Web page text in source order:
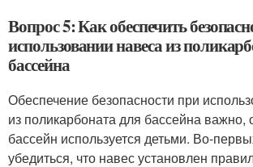
Вопрос 5: Как обеспечить
использовании навеса из
бассейна
Обеспечение безопасности при
из поликарбоната для бассейна важно,
бассейн используется детьми. Во-
убедиться, что навес установлен